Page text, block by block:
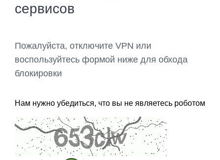
сервисов
Пожалуйста, отключите VPN или
воспользуйтесь формой ниже для обхода
блокировки
Нам нужно убедиться, что вы не являетесь роботом